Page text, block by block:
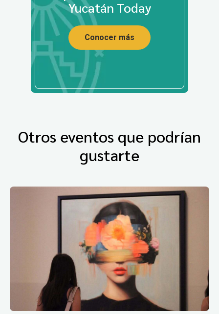
Yucatán Today
Conocer más
Otros eventos que podrían
gustarte